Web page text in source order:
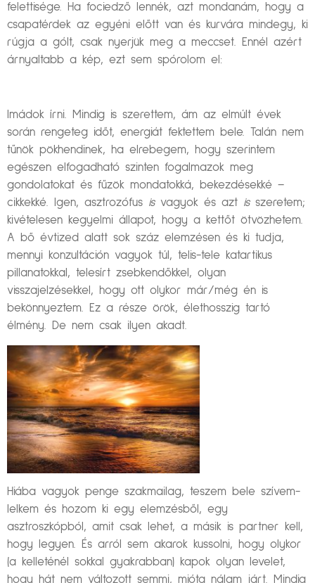
felettisége. Ha fociedző lennék, azt mondanám, hogy a
csapatérdek az egyéni előtt van és kurvára mindegy, ki
rúgja a gólt, csak nyerjük meg a meccset. Ennél azért
árnyaltabb a kép, ezt sem spórolom el:
Imádok írni. Mindig is szerettem, ám az elmúlt évek
során rengeteg időt, energiát fektettem bele. Talán nem
tűnök pökhendinek, ha elrebegem, hogy szerintem
egészen elfogadható szinten fogalmazok meg
gondolatokat és fűzök mondatokká, bekezdésekké –
cikkekké. Igen, asztrozófus isvagyok és azt isszeretem;
kivételesen kegyelmi állapot, hogy a kettőt ötvözhetem.
A bő évtized alatt sok száz elemzésen és ki tudja,
mennyi konzultáción vagyok túl, telis-tele katartikus
pillanatokkal, telesírt zsebkendőkkel, olyan
visszajelzésekkel, hogy ott olykor már/még én is
bekönnyeztem. Ez a része örök, élethosszig tartó
élmény. De nem csak ilyen akadt.
Hiába vagyok penge szakmailag, teszem bele szívem-
lelkem és hozom ki egy elemzésből, egy
asztroszkópból, amit csak lehet, a másik is partner kell,
hogy legyen. És arról sem akarok kussolni, hogy olykor
(a kelleténél sokkal gyakrabban) kapok olyan levelet,
hogy hát nem változott semmi, mióta nálam járt. Mindig